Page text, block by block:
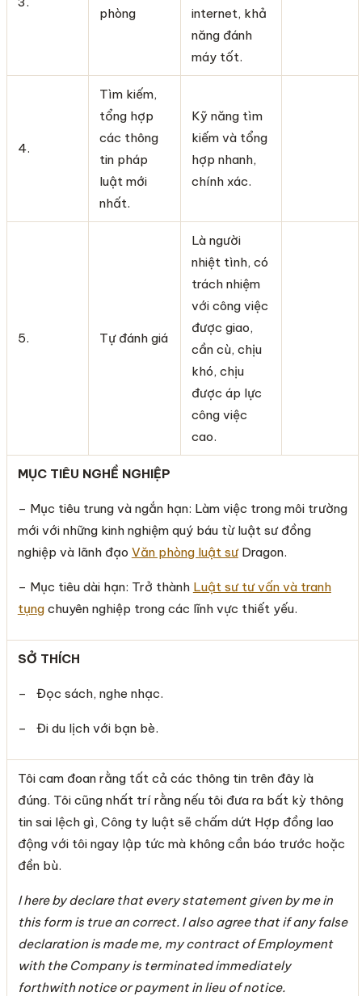
phòng
internet, khả
năng đánh
máy tốt.
4.
Tìm kiếm,
tổng hợp
các thông
tin pháp
luật mới
nhất.
Kỹ năng tìm
kiếm và tổng
hợp nhanh,
chính xác.
5. Tự đánh giá
Là người
nhiệt tình, có
trách nhiệm
với công việc
được giao,
cần cù, chịu
khó, chịu
được áp lực
công việc
cao.
MỤC TIÊU NGHỀ NGHIỆP
– Mục tiêu trung và ngắn hạn: Làm việc trong môi trường
mới với những kinh nghiệm quý báu từ luật sư đồng
nghiệp và lãnh đạo Văn phòng luật sưDragon.
– Mục tiêu dài hạn: Trở thành Luật sư tư vấn và tranh
tụngchuyên nghiệp trong các lĩnh vực thiết yếu.
SỞ THÍCH
– Đọc sách, nghe nhạc.
– Đi du lịch với bạn bè.
Tôi cam đoan rằng tất cả các thông tin trên đây là
đúng. Tôi cũng nhất trí rằng nếu tôi đưa ra bất kỳ thông
tin sai lệch gì, Công ty luật sẽ chấm dứt Hợp đồng lao
động với tôi ngay lập tức mà không cần báo trước hoặc
đền bù.
I here by declare that every statement given by me in
this form is true an correct. I also agree that if any false
declaration is made me, my contract of Employment
with the Company is terminated immediately
forthwith notice or payment in lieu of notice.